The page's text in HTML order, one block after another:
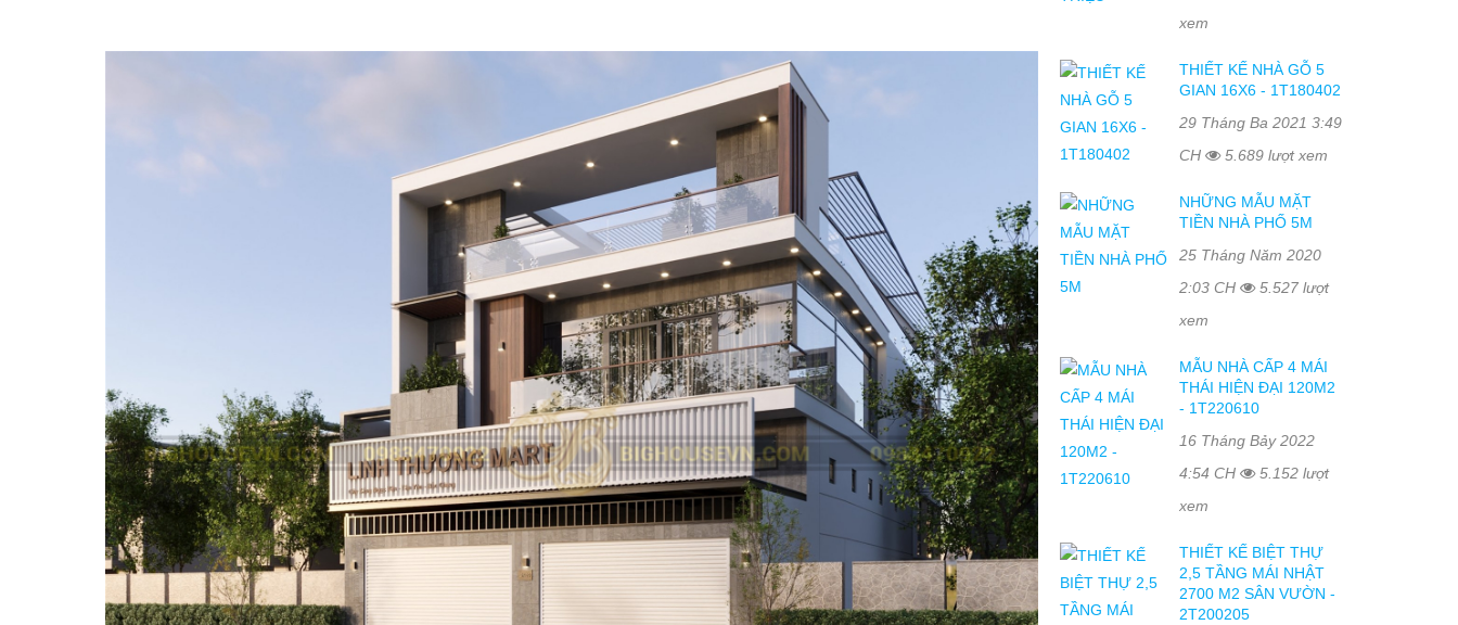
xem
THIẾT KẾ NHÀ GỖ 5
GIAN 16X6 - 1T180402
29 Tháng Ba 2021 3:49
CH
5.689 lượt xem
NHỮNG MẪU MẶT
TIỀN NHÀ PHỐ 5M
25 Tháng Năm 2020
2:03 CH
5.527 lượt
xem
MẪU NHÀ CẤP 4 MÁI
THÁI HIỆN ĐẠI 120M2
- 1T220610
16 Tháng Bảy 2022
4:54 CH
5.152 lượt
xem
THIẾT KẾ BIỆT THỰ
2,5 TẦNG MÁI NHẬT
2700 M2 SÂN VƯỜN -
2T200205